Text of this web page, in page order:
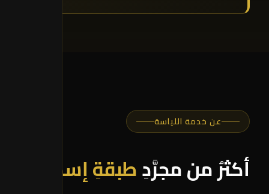
عن خدمة اللياسة
أكثرُ من مجرَّدِطبقةِ إسمنت